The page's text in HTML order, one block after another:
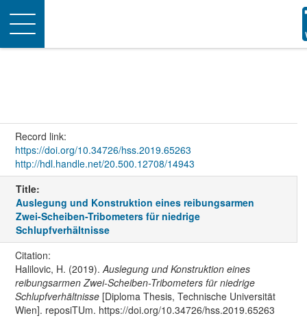
Toggle
navigation
Record link:
https://doi.org/10.34726/hss.2019.65263
http://hdl.handle.net/20.500.12708/14943
Title:
Auslegung und Konstruktion eines reibungsarmen
Zwei-Scheiben-Tribometers für niedrige
Schlupfverhältnisse
Citation:
Halilovic, H. (2019).Auslegung und Konstruktion eines
reibungsarmen Zwei-Scheiben-Tribometers für niedrige
Schlupfverhältnisse[Diploma Thesis, Technische Universität
Wien]. reposiTUm. https://doi.org/10.34726/hss.2019.65263